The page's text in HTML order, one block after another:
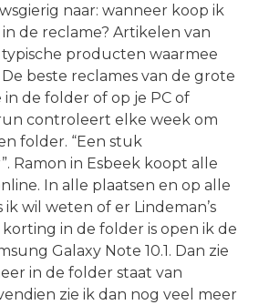
naar: wanneer koop ik
de reclame? Artikelen van
typische producten waarmee
beste reclames van de grote
in de folder of op je PC of
controleert elke week om
folder. “Een stuk
Ramon in Esbeek koopt alle
In alle plaatsen en op alle
ik wil weten of er Lindeman’s
korting in de folder is open ik de
Galaxy Note 10.1. Dan zie
in de folder staat van
zie ik dan nog veel meer